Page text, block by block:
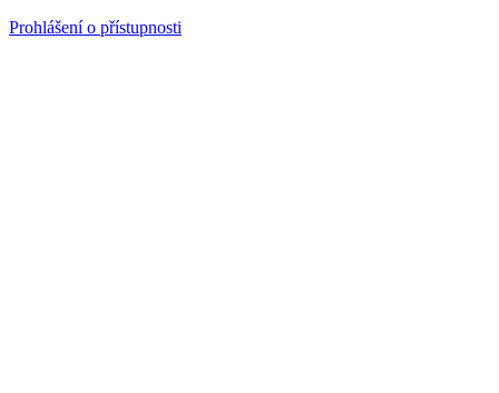
Prohlášení o přístupnosti